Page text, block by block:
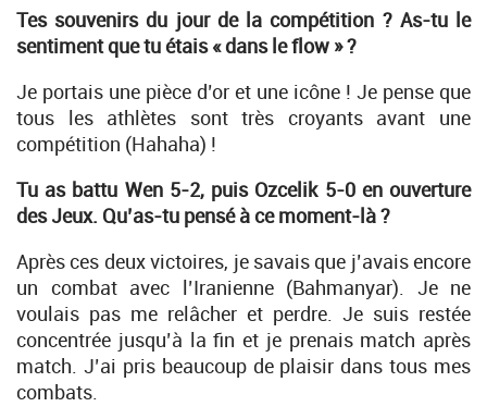
Tes souvenirs du jour de la compétition ? As-tu le
sentiment que tu étais « dans le flow » ?
Je portais une pièce d’or et une icône ! Je pense que
tous les athlètes sont très croyants avant une
compétition (Hahaha) !
Tu as battu Wen 5-2, puis Ozcelik 5-0 en ouverture
des Jeux. Qu’as-tu pensé à ce moment-là ?
Après ces deux victoires, je savais que j’avais encore
un combat avec l’Iranienne (Bahmanyar). Je ne
voulais pas me relâcher et perdre. Je suis restée
concentrée jusqu’à la fin et je prenais match après
match. J’ai pris beaucoup de plaisir dans tous mes
combats.